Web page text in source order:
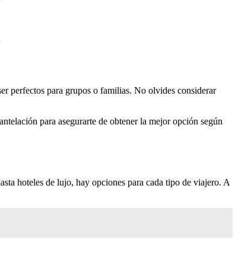
perfectos para grupos o familias. No olvides considerar
para asegurarte de obtener la mejor opción según
hoteles de lujo, hay opciones para cada tipo de viajero. A